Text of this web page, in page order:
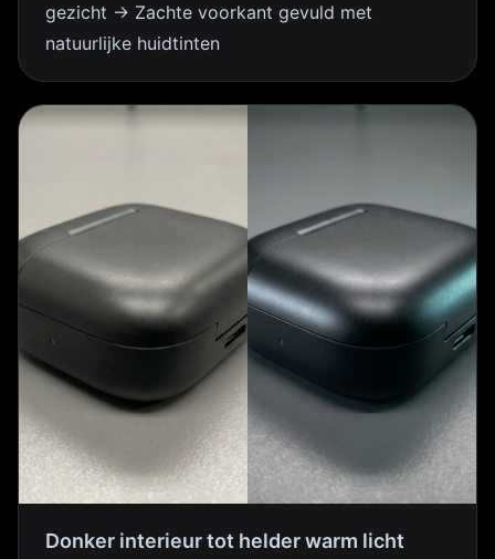
gezicht → Zachte voorkant gevuld met
natuurlijke huidtinten
Donker interieur tot helder warm licht